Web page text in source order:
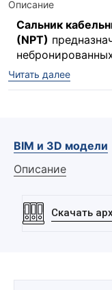
Описание
Сальник
(NPT)
в
защиты
Круглое
Читать далее
BIM и 3D модели
Описание
Скачать